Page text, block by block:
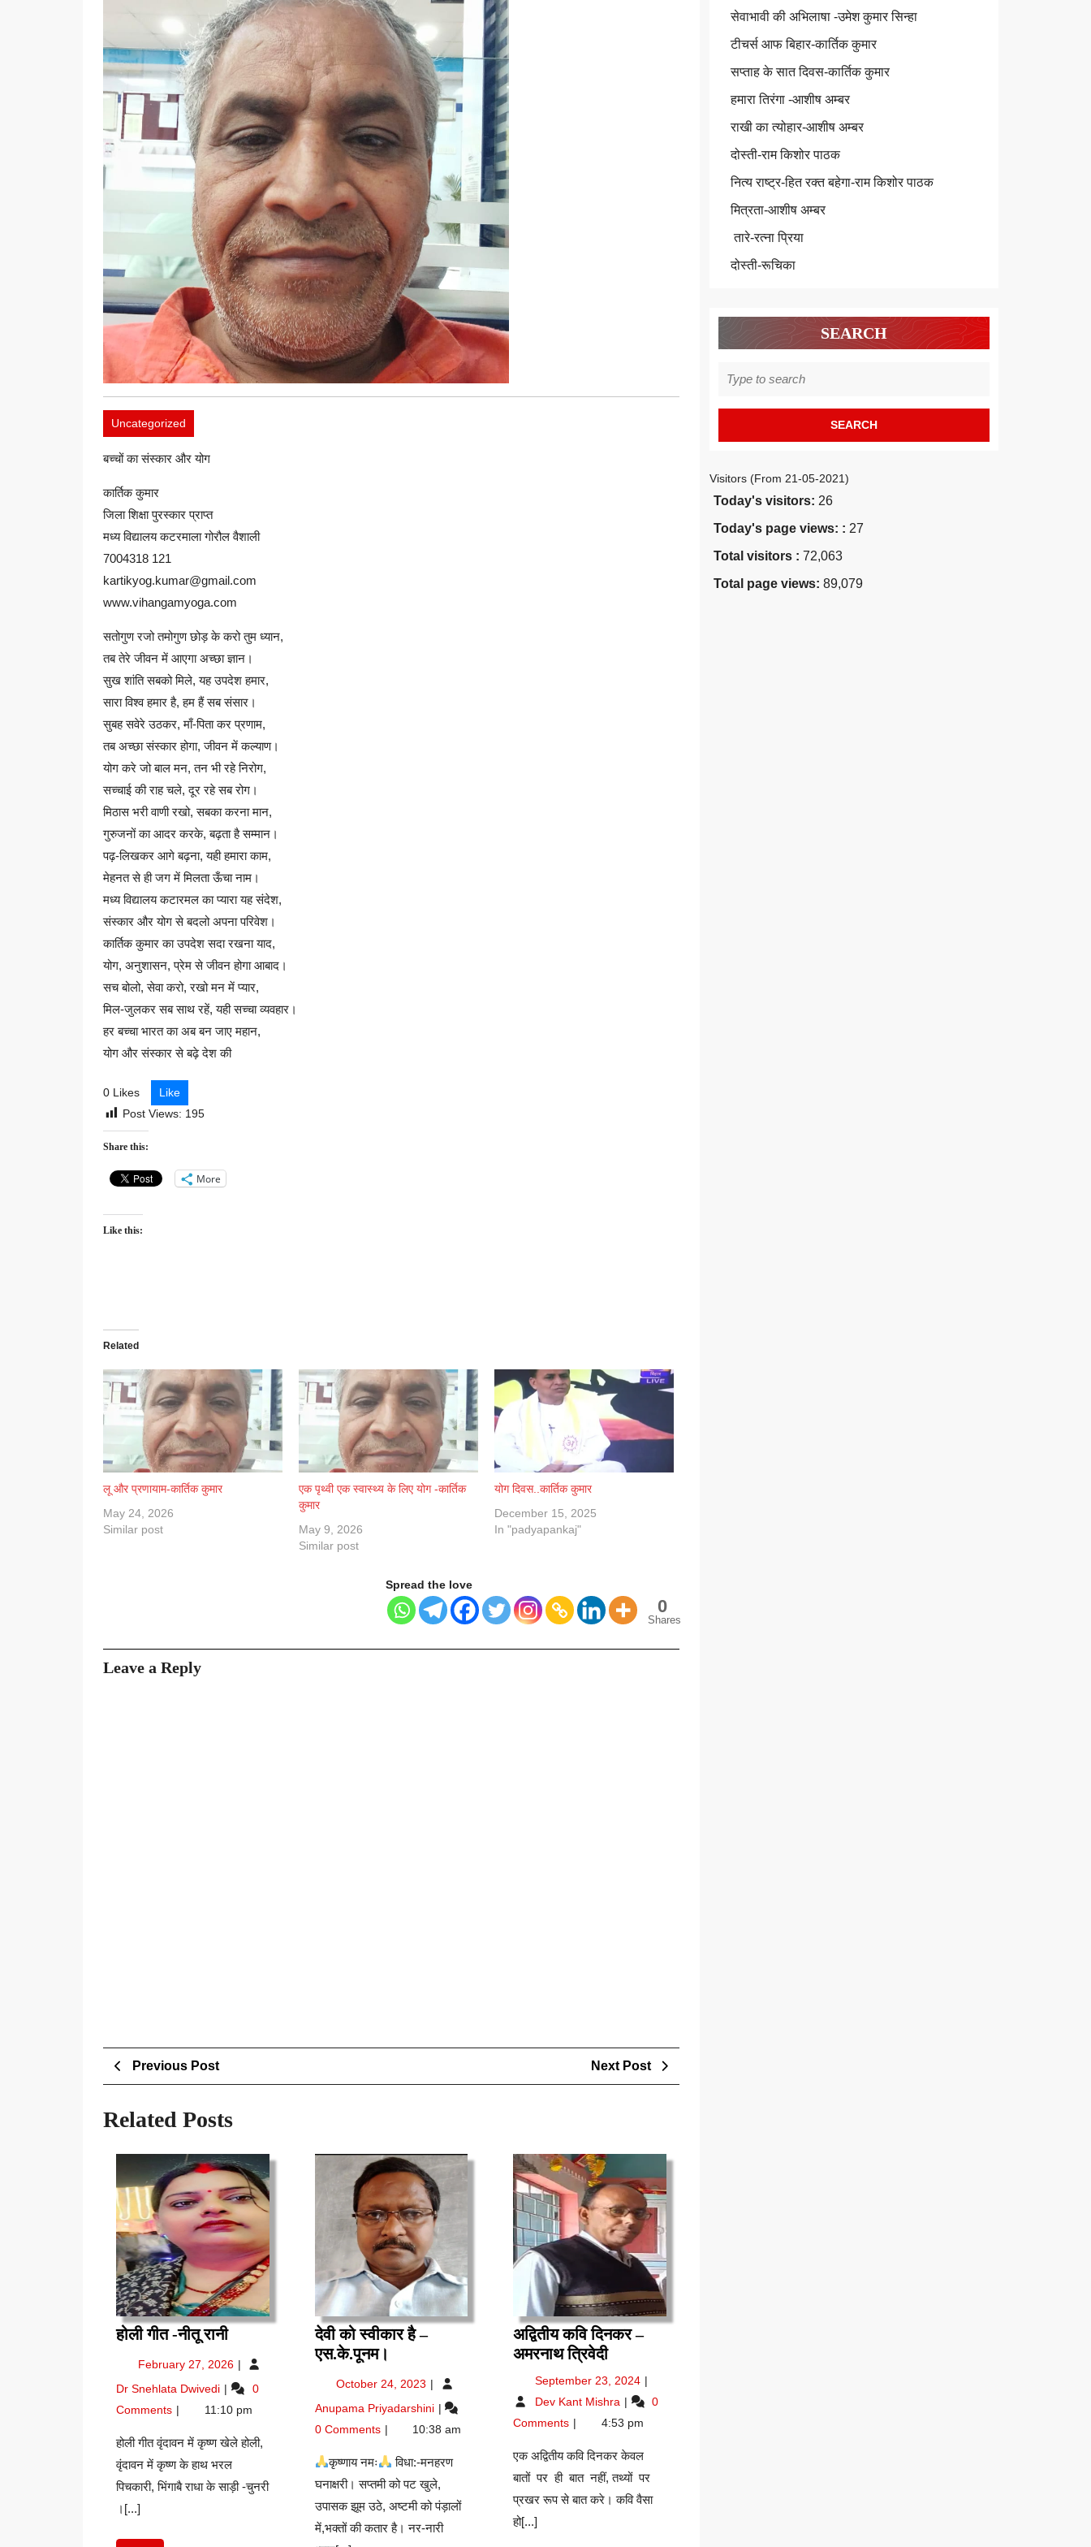
Uncategorized
बच्चों का संस्कार और योग
कार्तिक कुमार
जिला शिक्षा पुरस्कार प्राप्त
मध्य विद्यालय कटरमाला गोरौल वैशाली
7004318 121
kartikyog.kumar@gmail.com
www.vihangamyoga.com
सतोगुण रजो तमोगुण छोड़ के करो तुम ध्यान,
तब तेरे जीवन में आएगा अच्छा ज्ञान।
सुख शांति सबको मिले, यह उपदेश हमार,
सारा विश्व हमार है, हम हैं सब संसार।
सुबह सवेरे उठकर, माँ-पिता कर प्रणाम,
तब अच्छा संस्कार होगा, जीवन में कल्याण।
योग करे जो बाल मन, तन भी रहे निरोग,
सच्चाई की राह चले, दूर रहे सब रोग।
मिठास भरी वाणी रखो, सबका करना मान,
गुरुजनों का आदर करके, बढ़ता है सम्मान।
पढ़-लिखकर आगे बढ़ना, यही हमारा काम,
मेहनत से ही जग में मिलता ऊँचा नाम।
मध्य विद्यालय कटारमल का प्यारा यह संदेश,
संस्कार और योग से बदलो अपना परिवेश।
कार्तिक कुमार का उपदेश सदा रखना याद,
योग, अनुशासन, प्रेम से जीवन होगा आबाद।
सच बोलो, सेवा करो, रखो मन में प्यार,
मिल-जुलकर सब साथ रहें, यही सच्चा व्यवहार।
हर बच्चा भारत का अब बन जाए महान,
योग और संस्कार से बढ़े देश की
0 Likes
Like
Post Views: 195
Share this:
More
Like this:
Related
लू और प्रणायाम-कार्तिक कुमार
May 24, 2026
Similar post
एक पृथ्वी एक स्वास्थ्य के लिए योग -कार्तिक
कुमार
May 9, 2026
Similar post
योग दिवस..कार्तिक कुमार
December 15, 2025
In "padyapankaj"
Spread the love
0
Shares
Leave a Reply
Post
navigation
Previous PostPrevious
Next Post
Related Posts
होली गीत -नीतू रानीहोली
-नीतू
रानी
February 27, 2026 February
2026
Dr Snehlata Dwivedi होली
-नीतू
रानी
0
Comments
11:10 pm
होली गीत वृंदावन में कृष्ण खेले होली,
वृंदावन में कृष्ण के हाथ भरल
पिचकारी, भिंगाबै राधा के साड़ी -चुनरी
।[...]
देवी को स्वीकार है –
एस.के.पूनम।
स्वीकार
है
October 24, 2023 October
2023
Anupama Priyadarshini देवी
स्वीकार
–
एस.के.पूनम।
0 Comments 10:38 am
कृष्णाय नमः
विधा:-मनहरण
घनाक्षरी। सप्तमी को पट खुले,
उपासक झूम उठे, अष्टमी को पंड़ालों
में,भक्तों की कतार है। नर-नारी
अद्वितीय कवि दिनकर –
अमरनाथ त्रिवेदीअद्वितीय
कवि
दिनकर
–
अमरनाथ
त्रिवेदी
September 23, 2024 September
23,
2024
Dev Kant Mishra अद्वितीय
दिनकर
–
अमरनाथ
त्रिवेदी
0
Comments
4:53 pm
एक अद्वितीय कवि दिनकर केवल
बातों पर ही बात नहीं, तथ्यों पर
प्रखर रूप से बात करे। कवि वैसा
हो[...]
सेवाभावी की अभिलाषा -उमेश कुमार सिन्हा
टीचर्स आफ बिहार-कार्तिक कुमार
सप्ताह के सात दिवस-कार्तिक कुमार
हमारा तिरंगा -आशीष अम्बर
राखी का त्योहार-आशीष अम्बर
दोस्ती-राम किशोर पाठक
नित्य राष्ट्र-हित रक्त बहेगा-राम किशोर पाठक
मित्रता-आशीष अम्बर
तारे-रत्ना प्रिया
दोस्ती-रूचिका
SEARCH
for:
Visitors (From 21-05-2021)
Today's visitors: 26
Today's page views: : 27
Total visitors : 72,063
Total page views: 89,079